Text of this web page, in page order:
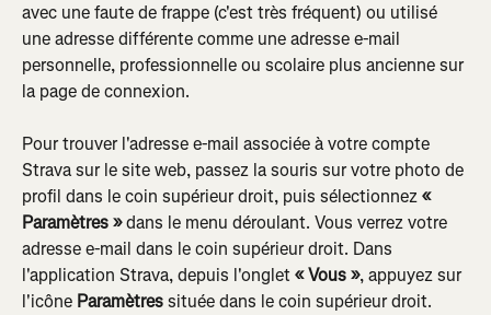
avec une faute de frappe (c'est très fréquent) ou utilisé
une adresse différente comme une adresse e-mail
personnelle, professionnelle ou scolaire plus ancienne sur
la page de connexion.
Pour trouver l'adresse e-mail associée à votre compte
Strava sur le site web, passez la souris sur votre photo de
profil dans le coin supérieur droit, puis sélectionnez «
Paramètres » dans le menu déroulant. Vous verrez votre
adresse e-mail dans le coin supérieur droit. Dans
l'application Strava, depuis l'onglet « Vous », appuyez sur
l'icône Paramètres située dans le coin supérieur droit.